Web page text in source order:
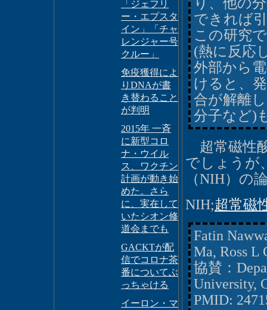
「ジェフリ
ー・エプスタ
イン」「チャ
レンジャー号
クルー」
免疫獲得によ
りDNAが書
き替わること
が判明
2015年 一斉
に新型コロ
ナ・ウイル
ス、ワクチン
計画が動き始
めた。さら
に、実在して
いたシオン修
道会までも
GACKTが配
信でコロナ茶
番についてぶ
っちゃける
イーロン・マ
できれば
この研究
(熱に反応
外部から
けると、
合が解離
分子など)
超常磁性
でしょうが
（NIH）の
NIH;超常磁
Fatin
Ma, Ross L
協賛：
University,
PMID: